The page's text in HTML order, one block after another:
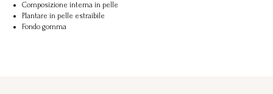
Composizione interna in pelle
Plantare in pelle estraibile
Fondo gomma